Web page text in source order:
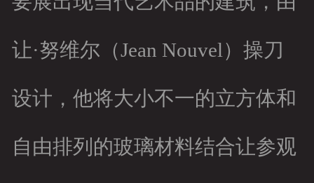
让·努维尔（Jean Nouvel）操刀
设计，他将大小不一的立方体和
自由排列的玻璃材料结合让参观